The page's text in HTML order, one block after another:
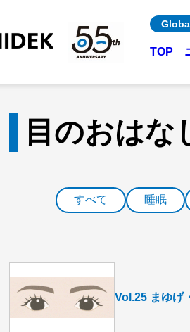
TOP
目のおはな
すべて 睡眠
Vol.25 まゆげ